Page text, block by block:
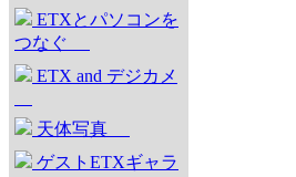
ETXとパソコンを
つなぐ
ETX and デジカメ
天体写真
ゲストETXギャラ